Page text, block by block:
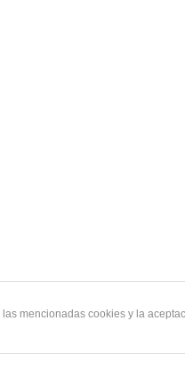
mencionadas cookies y la